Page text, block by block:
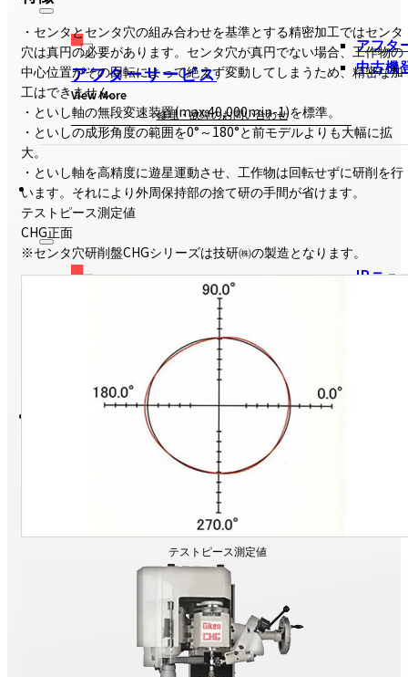
アフターサービス
View More
修理・故障のお問い合わせ
アフタ
中古機
投資家のみなさまへ
IRのお問い合わせ
IRニュ
English
・センタとセンタ穴の組み合わせを基準とする精密加工ではセンタ
穴は真円の必要があります。センタ穴が真円でない場合、工作物の
中心位置がその回転によって絶えず変動してしまうため、精密な加
工はできません。
・といし軸の無段変速装置(max.40,000min-1)を標準。
・といしの成形角度の範囲を0°～180°と前モデルよりも大幅に拡
大。
・といし軸を高精度に遊星運動させ、工作物は回転せずに研削を行
います。それにより外周保持部の捨て研の手間が省けます。
テストピース測定値
CHG正面
※センタ穴研削盤CHGシリーズは技研㈱の製造となります。
テストピース測定値